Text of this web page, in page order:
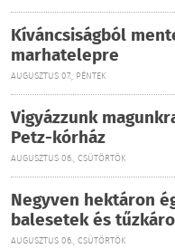
Kíváncsiságból
marhatelepre
AUGUSZTUS 07., PÉNTEK
Vigyázzunk
Petz-kórház
AUGUSZTUS 06., CSÜTÖRTÖK
Negyven hektáron
balesetek és
AUGUSZTUS 06., CSÜTÖRTÖK